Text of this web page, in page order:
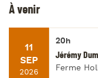
À venir
11
SEP
2026
20h
Jérémy
Ferme